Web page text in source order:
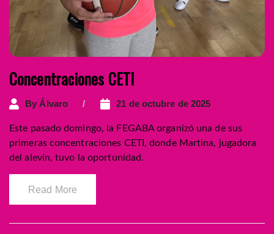
Concentraciones CETI
By Álvaro 21 de octubre de 2025
Este pasado domingo, la FEGABA organizó una de sus
primeras concentraciones CETI, donde Martina, jugadora
del alevín, tuvo la oportunidad.
Read More